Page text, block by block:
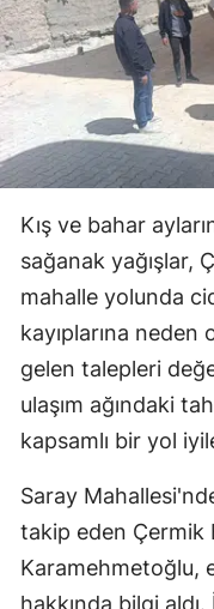
Kış ve bahar
sağanak yağışlar,
mahalle yolunda
kayıplarına
gelen talepleri
ulaşım ağındaki
kapsamlı bir yol
Saray
takip eden Çermik
Karamehmetoğlu,
hakkında bilgi